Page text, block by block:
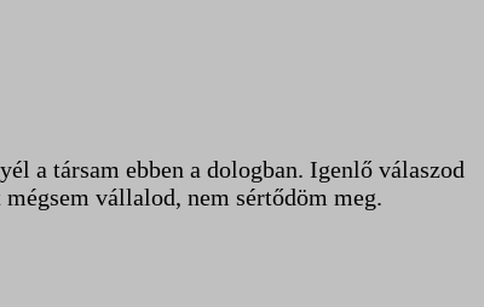
a társam ebben a dologban. Igenlő válaszod
vállalod, nem sértődöm meg.